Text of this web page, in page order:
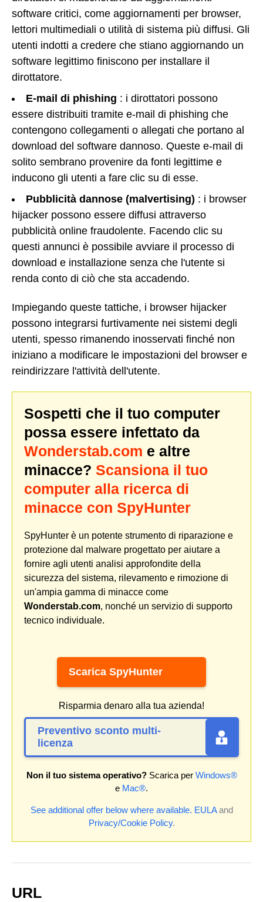
software critici, come aggiornamenti per browser,
lettori multimediali o utilità di sistema più diffusi. Gli
utenti indotti a credere che stiano aggiornando un
software legittimo finiscono per installare il
dirottatore.
E-mail di phishing : i dirottatori possono
essere distribuiti tramite e-mail di phishing che
contengono collegamenti o allegati che portano al
download del software dannoso. Queste e-mail di
solito sembrano provenire da fonti legittime e
inducono gli utenti a fare clic su di esse.
Pubblicità dannose (malvertising) : i browser
hijacker possono essere diffusi attraverso
pubblicità online fraudolente. Facendo clic su
questi annunci è possibile avviare il processo di
download e installazione senza che l'utente si
renda conto di ciò che sta accadendo.
Impiegando queste tattiche, i browser hijacker
possono integrarsi furtivamente nei sistemi degli
utenti, spesso rimanendo inosservati finché non
iniziano a modificare le impostazioni del browser e
reindirizzare l'attività dell'utente.
Sospetti che il tuo computer
possa essere infettato da
Wonderstab.com e altre
minacce? Scansiona il tuo
computer alla ricerca di
minacce con SpyHunter
SpyHunter è un potente strumento di riparazione e
protezione dal malware progettato per aiutare a
fornire agli utenti analisi approfondite della
sicurezza del sistema, rilevamento e rimozione di
un'ampia gamma di minacce come
Wonderstab.com, nonché un servizio di supporto
tecnico individuale.
Scarica SpyHunter
Risparmia denaro alla tua azienda!
Preventivo sconto multi-
licenza
Non il tuo sistema operativo?Scarica per Windows®
e Mac®.
See additional offer below where available. EULAand
Privacy/Cookie Policy.
URL